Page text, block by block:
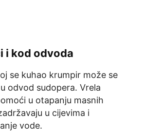
i kod odvoda
se kuhao krumpir može se
odvod sudopera. Vrela
u otapanju masnih
u cijevima i
vode.